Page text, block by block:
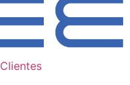
Clientes